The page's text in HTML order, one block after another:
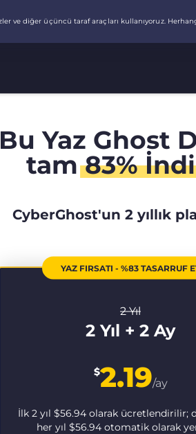
Bu Yaz Ghost
tam83%
CyberGhost'un 2 yıllık
YAZ FIRSATI - %83 TASARRUF
2 Yıl
2 Yıl + 2 Ay
$2.19/ay
İlk 2 yıl $56.94olarak ücretlendirilir;
her yıl $56.94otomatik olarak